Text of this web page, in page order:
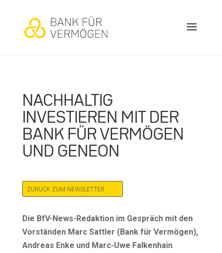
NACHHALTIG
INVESTIEREN MIT DER
BANK FÜR VERMÖGEN
UND GENEON
ZURÜCK ZUM NEWSLETTER
Die BfV-News-Redaktion im Gespräch mit den
Vorständen Marc Sattler (Bank für Vermögen),
Andreas Enke und Marc-Uwe Falkenhain